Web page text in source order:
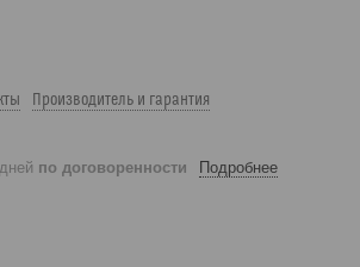
Производитель и гарантия
по договоренности Подробнее